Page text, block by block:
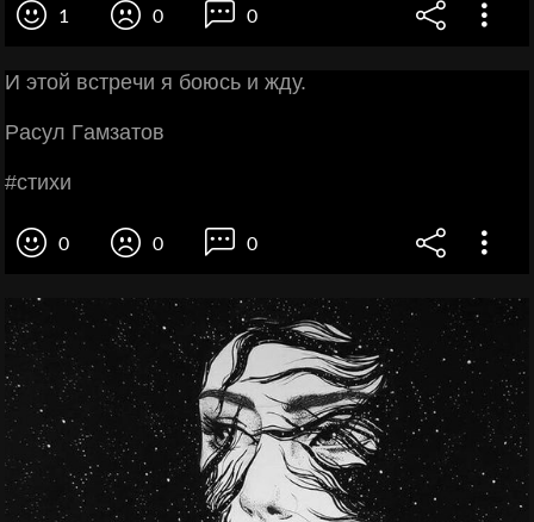
1 0 0
И этoй вcтpeчи я бoюcь и жду.
Рacул Γaмзaтoв
#cтихи
0 0 0